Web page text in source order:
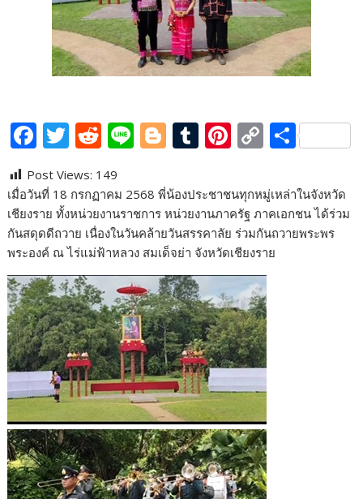
F
e
b
o
o
k
T
itt
er
R
d
di
t
Li
e
Bl
g
g
er
T
m
bl
r
Pi
er
e
st
C
p
y
Li
n
k
S
ar
e
Post Views: 149
เมื่อวันที่ 18 กรกฏาคม 2568 พี่น้องประชาชนทุกหมู่เหล่าในจังหวัด
เชียงราย ทั้งหน่วยงานราชการ หน่วยงานภาครัฐ ภาคเอกชน ได้ร่วม
กันสดุดดีถวาย เนื่องในวันคล้ายวันสรรคาลัย ร่วมกันถวายพระพร
พระองค์ ณ ไร่แม่ฟ้าหลวง สมเด็จย่า จังหวัดเชียงราย